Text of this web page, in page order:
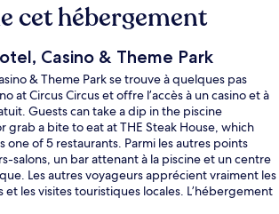
cet hébergement
Casino & Theme Park
& Theme Park se trouve à quelques pas
at Circus Circus et offre l’accès à un casino et à
Guests can take a dip in the piscine
grab a bite to eat at THE Steak House, which
one of 5 restaurants. Parmi les autres points
salons, un bar attenant à la piscine et un centre
Les autres voyageurs apprécient vraiment les
les visites touristiques locales. L’hébergement